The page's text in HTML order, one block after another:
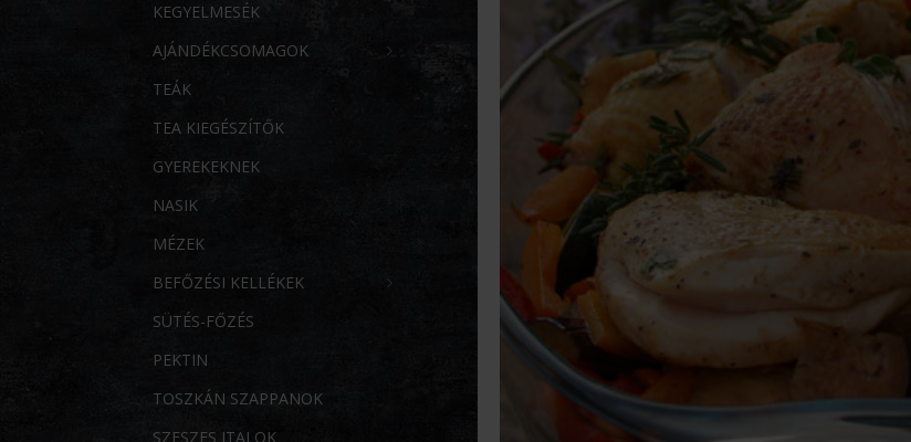
KEGYELMESÉK
AJÁNDÉKCSOMAGOK
TEÁK
TEA KIEGÉSZÍTŐK
GYEREKEKNEK
NASIK
MÉZEK
BEFŐZÉSI KELLÉKEK
SÜTÉS-FŐZÉS
PEKTIN
TOSZKÁN SZAPPANOK
SZESZES ITALOK